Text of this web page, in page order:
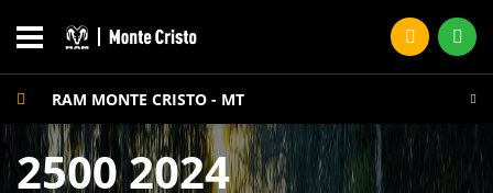
RAM MONTE CRISTO - MT
2500 2024